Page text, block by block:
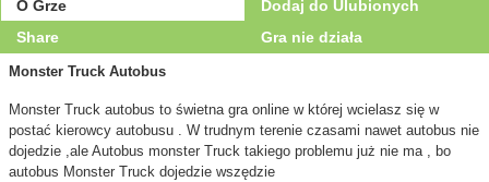
O Grze
Dodaj do Ulubionych
Share
Gra nie działa
Monster Truck Autobus
Monster Truck autobus to świetna gra online w której wcielasz się w
postać kierowcy autobusu . W trudnym terenie czasami nawet autobus nie
dojedzie ,ale Autobus monster Truck takiego problemu już nie ma , bo
autobus Monster Truck dojedzie wszędzie